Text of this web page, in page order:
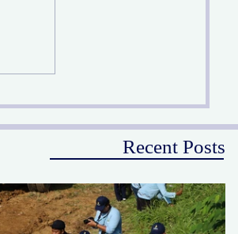
Nasional
Recent Posts